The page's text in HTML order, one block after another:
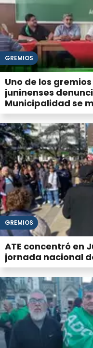
GREMIOS
Uno de los
juninenses
Municipalidad se
privatizaciones
millonarios"
GREMIOS
ATE concentró en
jornada nacional